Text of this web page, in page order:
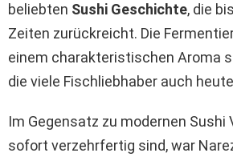
beliebten Sushi Geschichte, die
Zeiten zurückreicht. Die
einem charakteristischen Aroma
die viele Fischliebhaber auch
Im Gegensatz zu modernen Sushi
sofort verzehrfertig sind, war